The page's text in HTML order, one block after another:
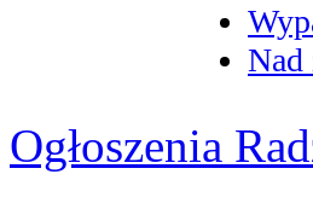
Nad
Ogłoszenia